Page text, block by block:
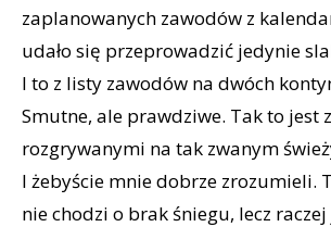
zaplanowanych zawodów z
udało się przeprowadzić jedynie
I to z listy zawodów na dwóch
Smutne, ale prawdziwe. Tak to jest
rozgrywanymi na tak zwanym
I żebyście mnie dobrze zrozumieli.
nie chodzi o brak śniegu, lecz